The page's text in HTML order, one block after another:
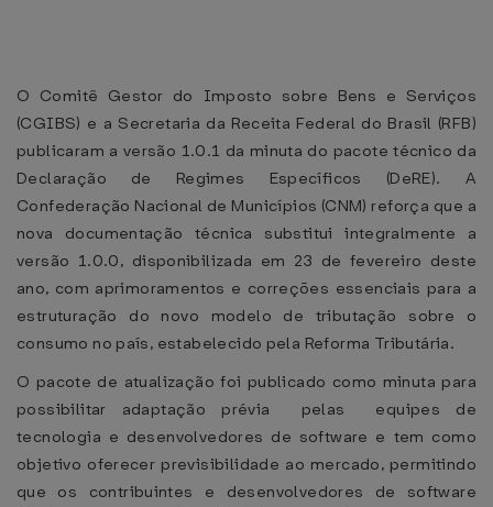
O Comitê Gestor do Imposto sobre Bens e Serviços
(CGIBS) e a Secretaria da Receita Federal do Brasil (RFB)
publicaram a versão 1.0.1 da minuta do pacote técnico da
Declaração de Regimes Específicos (DeRE). A
Confederação Nacional de Municípios (CNM) reforça que a
nova documentação técnica substitui integralmente a
versão 1.0.0, disponibilizada em 23 de fevereiro deste
ano, com aprimoramentos e correções essenciais para a
estruturação do novo modelo de tributação sobre o
consumo no país, estabelecido pela Reforma Tributária.
O pacote de atualização foi publicado como minuta para
possibilitar adaptação prévia pelas equipes de
tecnologia e desenvolvedores de software e tem como
objetivo oferecer previsibilidade ao mercado, permitindo
que os contribuintes e desenvolvedores de software